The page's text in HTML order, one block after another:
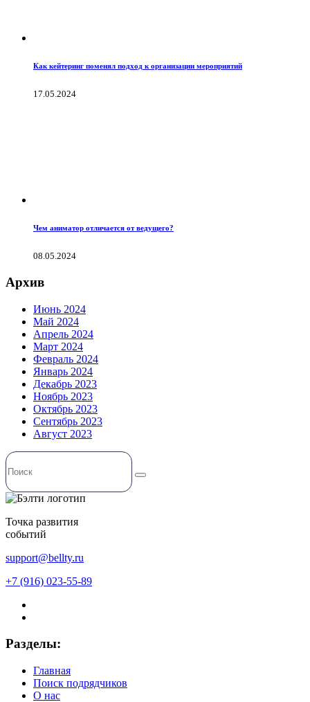
Как кейтеринг поменял подход к организации мероприятий
17.05.2024
Чем аниматор отличается от ведущего?
08.05.2024
Архив
Июнь 2024
Май 2024
Апрель 2024
Март 2024
Февраль 2024
Январь 2024
Декабрь 2023
Ноябрь 2023
Октябрь 2023
Сентябрь 2023
Август 2023
Точка развития
событий
support@bellty.ru
+7 (916) 023-55-89
Разделы:
Главная
Поиск подрядчиков
О нас